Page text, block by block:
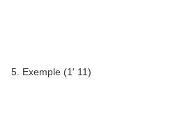
5. Exemple (1' 11)